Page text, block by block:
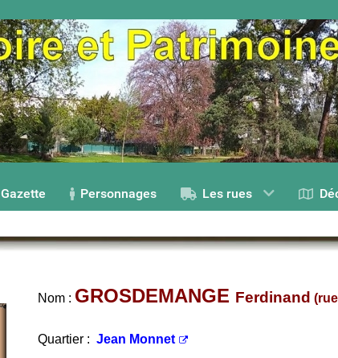
Gazette Personnages Les rues
Nom : GROSDEMANGE Ferdinand
Quartier :Jean Monnet